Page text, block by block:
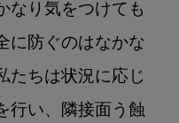
なり気をつけても
に防ぐのはなかな
たちは状況に応じ
行い、隣接面う蝕